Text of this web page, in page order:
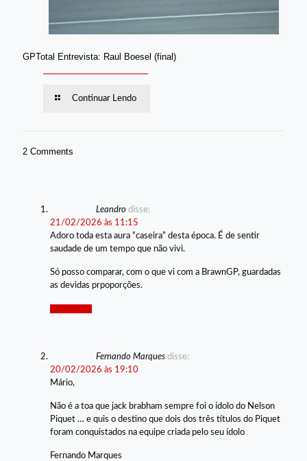
GPTotal Entrevista: Raul Boesel (final)
Continuar Lendo
2 Comments
Leandro disse:
21/02/2026 às 11:15
Adoro toda esta aura “caseira” desta época. É de sentir
saudade de um tempo que não vivi.
Só posso comparar, com o que vi com a BrawnGP, guardadas
as devidas prpoporções.
Fernando Marques disse:
20/02/2026 às 19:10
Mário,
Não é a toa que jack brabham sempre foi o ídolo do Nelson
Piquet … e quis o destino que dois dos três títulos do Piquet
foram conquistados na equipe criada pelo seu ídolo
Fernando Marques